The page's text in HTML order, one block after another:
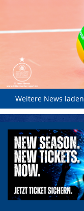
Weitere News laden